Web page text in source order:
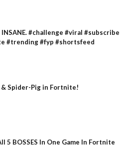
INSANE. #challenge #viral #subscribe
#trending #fyp #shortsfeed
& Spider-Pig in Fortnite!
5 BOSSES In One Game In Fortnite